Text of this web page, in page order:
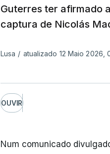
Guterres ter afirmado
captura de Nicolás
Lusa / atualizado 12 Maio 2026,
OUVIR
Num comunicado